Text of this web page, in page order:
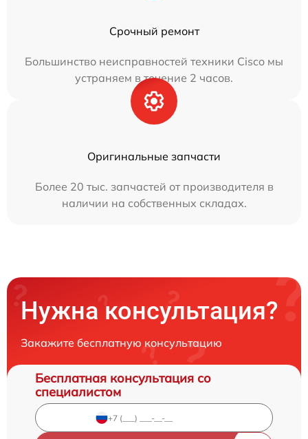
Срочный ремонт
Большинство неисправностей техники Cisco мы
устраняем в течение 2 часов.
Оригинальные запчасти
Более 20 тыс. запчастей от производителя в
наличии на собственных складах.
Нужна консультация?
Закажите бесплатную консультацию
Бесплатная консультация со
специалистом